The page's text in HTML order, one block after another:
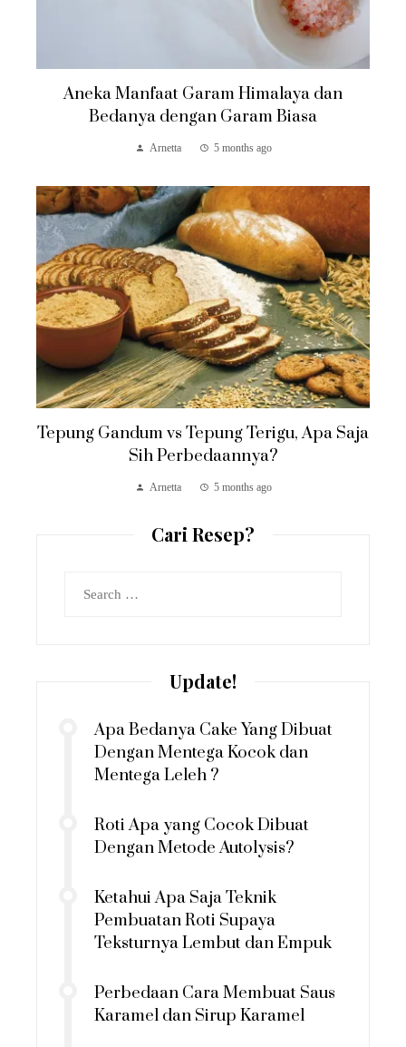
Aneka Manfaat Garam Himalaya dan
Bedanya dengan Garam Biasa
Arnetta 5 months ago
Tepung Gandum vs Tepung Terigu, Apa Saja
Sih Perbedaannya?
Arnetta 5 months ago
Cari Resep?
Update!
Apa Bedanya Cake Yang Dibuat
Dengan Mentega Kocok dan
Mentega Leleh ?
Roti Apa yang Cocok Dibuat
Dengan Metode Autolysis?
Ketahui Apa Saja Teknik
Pembuatan Roti Supaya
Teksturnya Lembut dan Empuk
Perbedaan Cara Membuat Saus
Karamel dan Sirup Karamel